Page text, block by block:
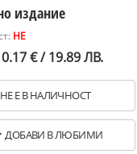
издание
НЕ
€ / 19.89 ЛВ.
НЕ Е В НАЛИЧНОСТ
ДОБАВИ В ЛЮБИМИ